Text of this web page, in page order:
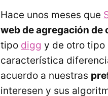
Hace unos meses que
web de agregación
tipo digg y de otro tipo
característica
acuerdo a nuestras
interesen y sus